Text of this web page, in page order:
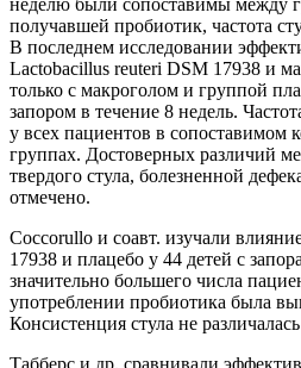
получавшей пробиотик, частота
В последнем исследовании
Lactobacillus reuteri DSM 17938 и
только с макроголом и группой
запором в течение 8 недель.
у всех пациентов в сопоставимом
группах. Достоверных различий
твердого стула, болезненной
отмечено.
Coccorullo и соавт. изучали
17938 и плацебо у 44 детей с
значительно большего числа
употреблении пробиотика была
Консистенция стула не
Табберс и др. сравнивали